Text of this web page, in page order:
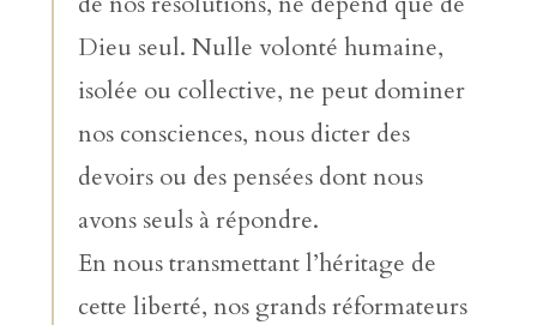
Dieu seul. Nulle volonté humaine,
isolée ou collective, ne peut dominer
nos consciences, nous dicter des
devoirs ou des pensées dont nous
avons seuls à répondre.
En nous transmettant l’héritage de
cette liberté, nos grands réformateurs